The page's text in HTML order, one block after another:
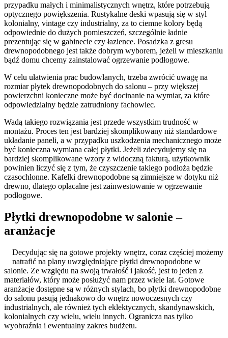
przypadku małych i minimalistycznych wnętrz, które potrzebują
optycznego powiększenia. Rustykalne deski wpasują się w styl
kolonialny, vintage czy industrialny, za to ciemne kolory będą
odpowiednie do dużych pomieszczeń, szczególnie ładnie
prezentując się w gabinecie czy łazience. Posadzka z gresu
drewnopodobnego jest także dobrym wyborem, jeżeli w mieszkaniu
bądź domu chcemy zainstalować ogrzewanie podłogowe.
W celu ułatwienia prac budowlanych, trzeba zwrócić uwagę na
rozmiar płytek drewnopodobnych do salonu – przy większej
powierzchni konieczne może być docinanie na wymiar, za które
odpowiedzialny będzie zatrudniony fachowiec.
Wadą takiego rozwiązania jest przede wszystkim trudność w
montażu. Proces ten jest bardziej skomplikowany niż standardowe
układanie paneli, a w przypadku uszkodzenia mechanicznego może
być konieczna wymiana całej płytki. Jeżeli zdecydujemy się na
bardziej skomplikowane wzory z widoczną fakturą, użytkownik
powinien liczyć się z tym, że czyszczenie takiego podłoża będzie
czasochłonne. Kafelki drewnopodobne są zimniejsze w dotyku niż
drewno, dlatego opłacalne jest zainwestowanie w ogrzewanie
podłogowe.
Płytki drewnopodobne w salonie –
aranżacje
Decydując się na gotowe projekty wnętrz, coraz częściej możemy
natrafić na plany uwzględniające płytki drewnopodobne w
salonie. Ze względu na swoją trwałość i jakość, jest to jeden z
materiałów, który może posłużyć nam przez wiele lat. Gotowe
aranżacje dostępne są w różnych stylach, bo płytki drewnopodobne
do salonu pasują jednakowo do wnętrz nowoczesnych czy
industrialnych, ale również tych eklektycznych, skandynawskich,
kolonialnych czy wielu, wielu innych. Ogranicza nas tylko
wyobraźnia i ewentualny zakres budżetu.